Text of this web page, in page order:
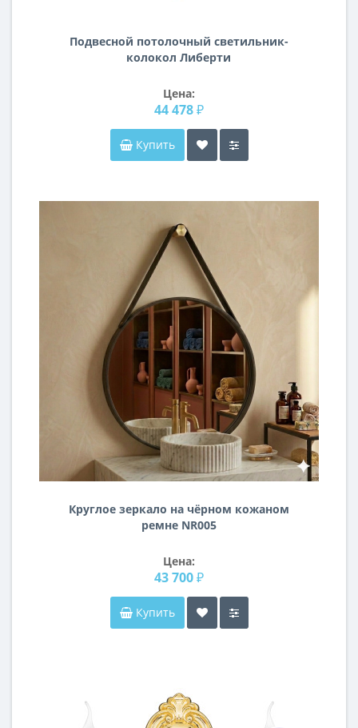
Подвесной потолочный светильник-
колокол Либерти
Цена:
44 478 ₽
Купить
Круглое зеркало на чёрном кожаном
ремне NR005
Цена:
43 700 ₽
Купить